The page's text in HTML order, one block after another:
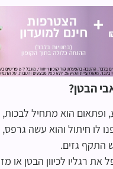
הבטן?
ופתאום הוא מתחיל לבכות,
לו חיתול והוא עשה גרפס,
התקף גזים.
רגליו לכיוון הבטן או